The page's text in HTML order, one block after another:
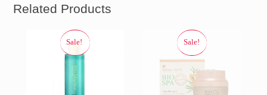
Related Products